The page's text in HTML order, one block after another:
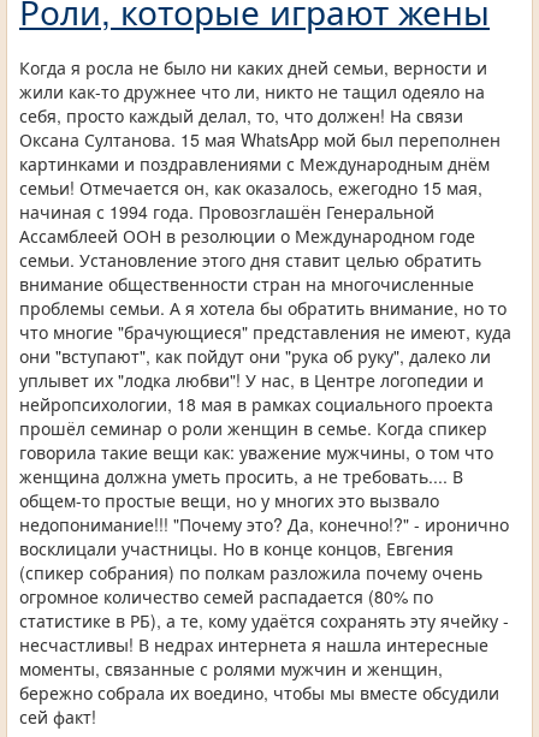
Роли, которые играют жены
Когда я росла не было ни каких дней семьи, верности и
жили как-то дружнее что ли, никто не тащил одеяло на
себя, просто каждый делал, то, что должен! На связи
Оксана Султанова. 15 мая WhatsApp мой был переполнен
картинками и поздравлениями с Международным днём
семьи! Отмечается он, как оказалось, ежегодно 15 мая,
начиная с 1994 года. Провозглашён Генеральной
Ассамблеей ООН в резолюции о Международном годе
семьи. Установление этого дня ставит целью обратить
внимание общественности стран на многочисленные
проблемы семьи. А я хотела бы обратить внимание, но то
что многие "брачующиеся" представления не имеют, куда
они "вступают", как пойдут они "рука об руку", далеко ли
уплывет их "лодка любви"! У нас, в Центре логопедии и
нейропсихологии, 18 мая в рамках социального проекта
прошёл семинар о роли женщин в семье. Когда спикер
говорила такие вещи как: уважение мужчины, о том что
женщина должна уметь просить, а не требовать.... В
общем-то простые вещи, но у многих это вызвало
недопонимание!!! "Почему это? Да, конечно!?" - иронично
восклицали участницы. Но в конце концов, Евгения
(спикер собрания) по полкам разложила почему очень
огромное количество семей распадается (80% по
статистике в РБ), а те, кому удаётся сохранять эту ячейку -
несчастливы! В недрах интернета я нашла интересные
моменты, связанные с ролями мужчин и женщин,
бережно собрала их воедино, чтобы мы вместе обсудили
сей факт!